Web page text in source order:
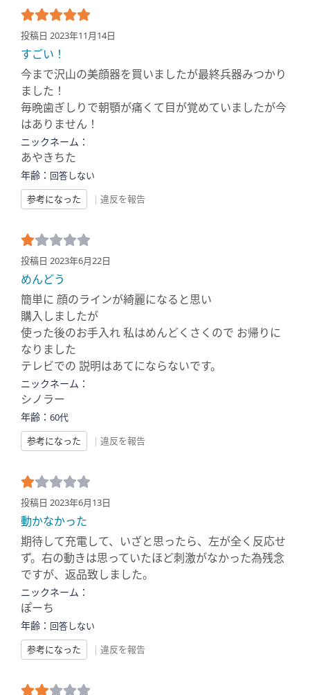
投稿日 2023年11月14日
すごい！
今まで沢山の美顔器を買いましたが最終兵器みつかり
ました！
毎晩歯ぎしりで朝顎が痛くて目が覚めていましたが今
はありません！
ニックネーム：
あやきちた
年齢： 回答しない
参考になった
| 違反を報告
投稿日 2023年6月22日
めんどう
簡単に 顔のラインが綺麗になると思い
購入しましたが
使った後のお手入れ 私はめんどくさくので お帰りに
なりました
テレビでの 説明はあてにならないです。
ニックネーム：
シノラー
年齢： 60代
参考になった
| 違反を報告
投稿日 2023年6月13日
動かなかった
期待して充電して、いざと思ったら、左が全く反応せ
ず。右の動きは思っていたほど刺激がなかった為残念
ですが、返品致しました。
ニックネーム：
ぽーち
年齢： 回答しない
参考になった
| 違反を報告